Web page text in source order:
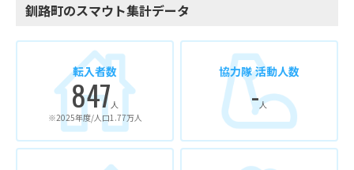
釧路町のスマウト集計データ
転入者数
847 人
※2025年度/人口1.77万人
協力隊 活動人数
-人